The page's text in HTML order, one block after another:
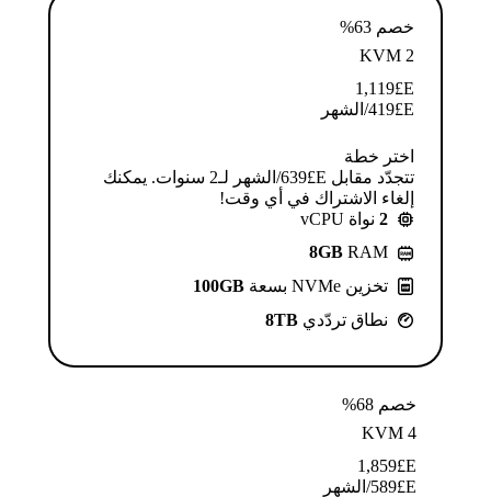
خصم 63%
KVM 2
E£
1,119
E£
419/الشهر
اختر خطة
تتجدّد مقابل E£⁦639⁩/الشهر لـ2 سنوات. يمكنك
إلغاء الاشتراك في أي وقت!
2 نواة vCPU
8GB RAM
تخزين NVMe بسعة
100GB
نطاق تردّدي 8TB
خصم 68%
KVM 4
E£
1,859
E£
589/الشهر